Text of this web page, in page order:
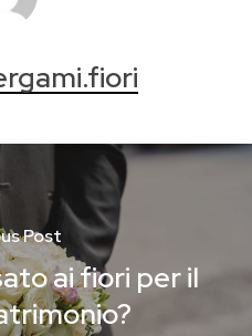
Post
ai fiori per il